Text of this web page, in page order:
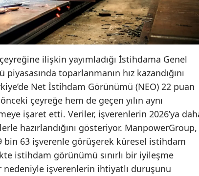
ilişkin yayımladığı İstihdama Genel
piyasasında toparlanmanın hız kazandığını
Net İstihdam Görünümü (NEO) 22 puan
çeyreğe hem de geçen yılın aynı
işaret etti. Veriler, işverenlerin 2026’ya
hazırlandığını gösteriyor. ManpowerGroup,
bin 63 işverenle görüşerek küresel istihdam
istihdam görünümü sınırlı bir iyileşme
işverenlerin ihtiyatlı duruşunu